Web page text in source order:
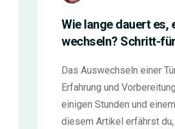
Wie lange dauert es,
wechseln? Schritt-
Das Auswechseln einer
Erfahrung und
einigen Stunden und
diesem Artikel erfährst